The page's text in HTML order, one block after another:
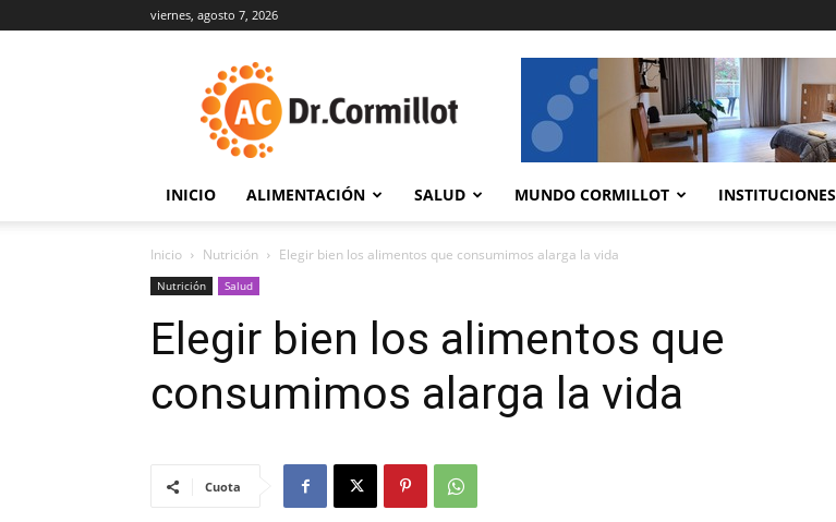
viernes, agosto 7, 2026
INICIO ALIMENTACIÓN SALUD MUNDO CORMILLOT INSTITUCIONES
Inicio Nutrición Elegir bien los alimentos que consumimos alarga la vida
Nutrición Salud
Elegir bien los alimentos que
consumimos alarga la vida
Cuota